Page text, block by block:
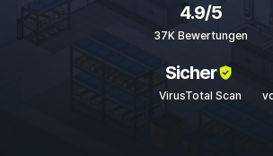
4.9/5
37K Bewertungen
Sicher
VirusTotal Scan